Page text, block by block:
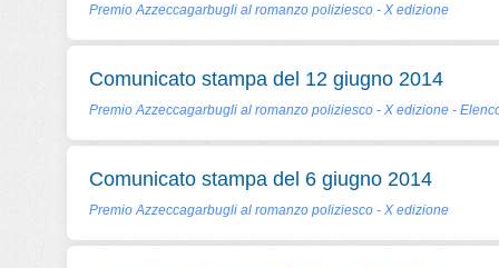
Premio Azzeccagarbugli al romanzo poliziesco - X edizione
Comunicato stampa del 12 giugno 2014
Premio Azzeccagarbugli al romanzo poliziesco - X edizione -
Comunicato stampa del 6 giugno 2014
Premio Azzeccagarbugli al romanzo poliziesco - X edizione